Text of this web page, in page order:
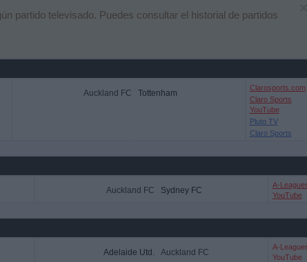
partido televisado. Puedes consultar el historial de partidos
Auckland FC Tottenham
Clarosports.com
Claro Sports
YouTube
Pluto TV
Claro Sports
Auckland FC Sydney FC
A-
YouTube
Adelaide Utd. Auckland FC
A-
YouTube